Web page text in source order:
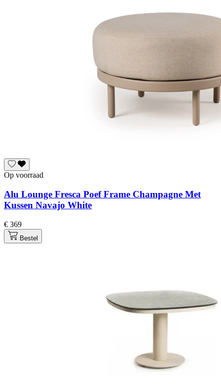
Op voorraad
Alu Lounge Fresca Poef Frame Champagne Met
Kussen Navajo White
€ 369
Bestel